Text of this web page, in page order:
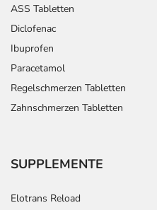
ASS Tabletten
Diclofenac
Ibuprofen
Paracetamol
Regelschmerzen Tabletten
Zahnschmerzen Tabletten
SUPPLEMENTE
Elotrans Reload